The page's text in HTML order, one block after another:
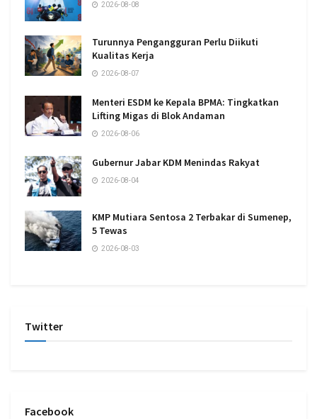
2026-08-08
Turunnya Pengangguran Perlu Diikuti
Kualitas Kerja
2026-08-07
Menteri ESDM ke Kepala BPMA: Tingkatkan
Lifting Migas di Blok Andaman
2026-08-06
Gubernur Jabar KDM Menindas Rakyat
2026-08-04
KMP Mutiara Sentosa 2 Terbakar di Sumenep,
5 Tewas
2026-08-03
Twitter
Facebook